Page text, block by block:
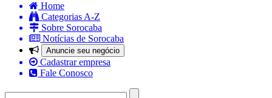
Home
Categorias A-Z
Sobre Sorocaba
Notícias de Sorocaba
Anuncie seu negócio
Cadastrar empresa
Fale Conosco